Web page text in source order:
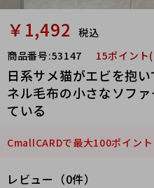
￥1,492
税込
商品番号:53147 15ポイント
日系サメ猫がエビを抱
ネル毛布の小さなソフ
ている
CmallCARDで最大100ポイン
レビュー（0件）